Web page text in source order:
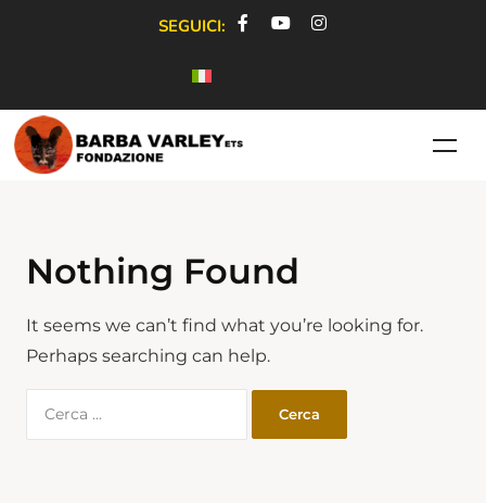
SEGUICI:
Nothing Found
It seems we can’t find what you’re looking for.
Perhaps searching can help.